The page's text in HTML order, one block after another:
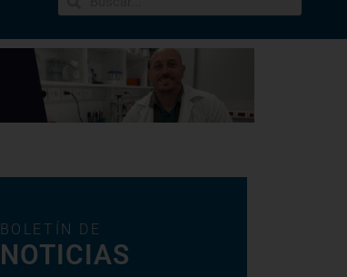
BOLETÍN DE
NOTICIAS